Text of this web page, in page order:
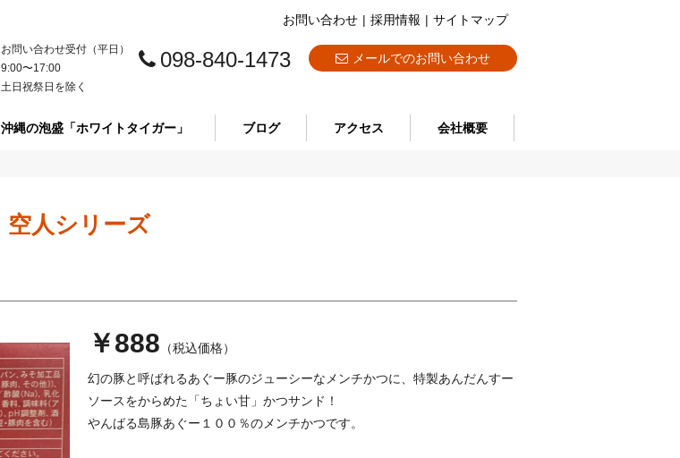
お問い合わせ | 採用情報 | サイトマップ
お問い合わせ受付（平日）
9:00〜17:00
土日祝祭日を除く
098-840-1473 メールでのお問い合わせ
沖縄の泡盛「ホワイトタイガー」 ブログ アクセス 会社概要
空人シリーズ
￥888 （税込価格）
幻の豚と呼ばれるあぐー豚のジューシーなメンチかつに、特製あんだんすー
ソースをからめた「ちょい甘」かつサンド！
やんばる島豚あぐー１００％のメンチかつです。